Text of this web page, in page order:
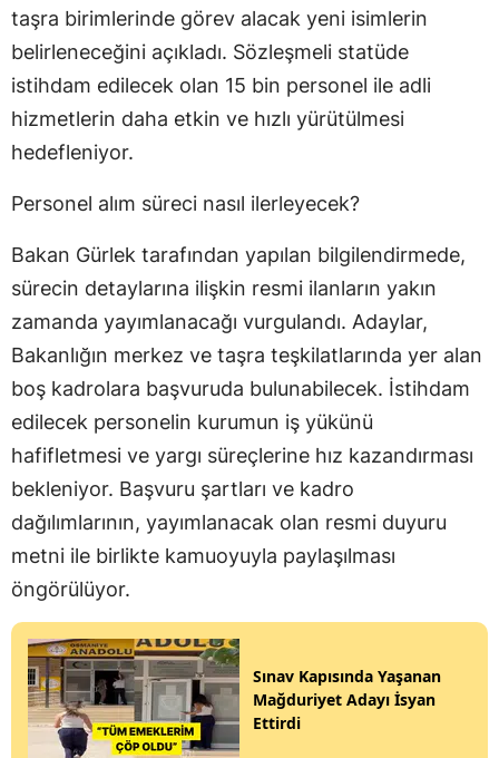
taşra birimlerinde görev alacak yeni isimlerin
belirleneceğini açıkladı. Sözleşmeli statüde
istihdam edilecek olan 15 bin personel ile adli
hizmetlerin daha etkin ve hızlı yürütülmesi
hedefleniyor.
Personel alım süreci nasıl ilerleyecek?
Bakan Gürlek tarafından yapılan bilgilendirmede,
sürecin detaylarına ilişkin resmi ilanların yakın
zamanda yayımlanacağı vurgulandı. Adaylar,
Bakanlığın merkez ve taşra teşkilatlarında yer alan
boş kadrolara başvuruda bulunabilecek. İstihdam
edilecek personelin kurumun iş yükünü
hafifletmesi ve yargı süreçlerine hız kazandırması
bekleniyor. Başvuru şartları ve kadro
dağılımlarının, yayımlanacak olan resmi duyuru
metni ile birlikte kamuoyuyla paylaşılması
öngörülüyor.
Sınav Kapısında Yaşanan
Mağduriyet Adayı İsyan
Ettirdi